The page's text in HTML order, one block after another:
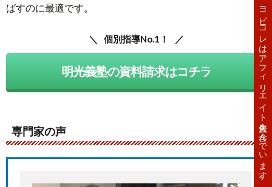
ばすのに最適です。
個別指導No.1！
明光義塾の資料請求はコチラ
専門家の声 ヨビコレはアフィリエイト広告を含んでいます。